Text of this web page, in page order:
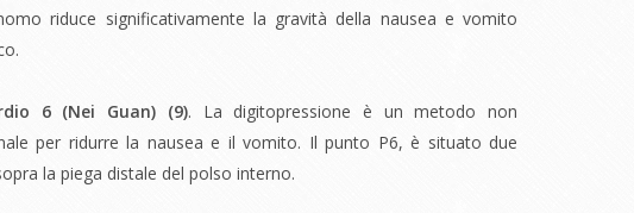
riduce significativamente la gravità della nausea e vomito
6 (Nei Guan) (9). La digitopressione è un metodo non
per ridurre la nausea e il vomito. Il punto P6, è situato due
la piega distale del polso interno.